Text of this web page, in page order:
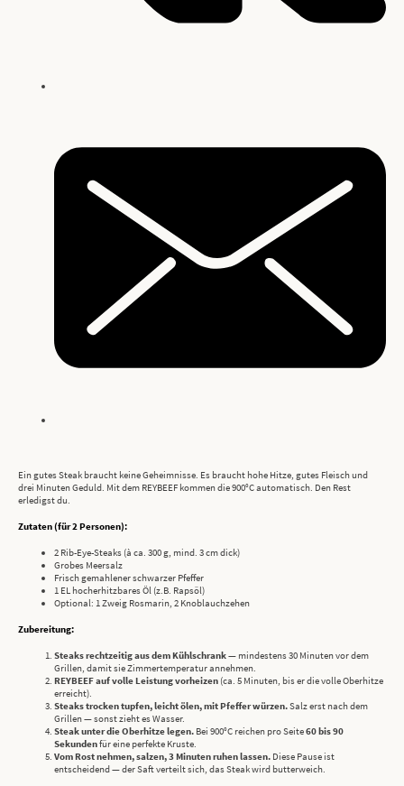
Ein gutes Steak braucht keine Geheimnisse. Es braucht hohe Hitze, gutes Fleisch und
drei Minuten Geduld. Mit dem REYBEEF kommen die 900°C automatisch. Den Rest
erledigst du.
Zutaten (für 2 Personen):
2 Rib-Eye-Steaks (à ca. 300 g, mind. 3 cm dick)
Grobes Meersalz
Frisch gemahlener schwarzer Pfeffer
1 EL hocherhitzbares Öl (z.B. Rapsöl)
Optional: 1 Zweig Rosmarin, 2 Knoblauchzehen
Zubereitung:
Steaks rechtzeitig aus dem Kühlschrank— mindestens 30 Minuten vor dem
Grillen, damit sie Zimmertemperatur annehmen.
REYBEEF auf volle Leistung vorheizen (ca. 5 Minuten, bis er die volle Oberhitze
erreicht).
Steaks trocken tupfen, leicht ölen, mit Pfeffer würzen.Salz erst nach dem
Grillen — sonst zieht es Wasser.
Steak unter die Oberhitze legen. Bei 900°C reichen pro Seite60 bis 90
Sekundenfür eine perfekte Kruste.
Vom Rost nehmen, salzen, 3 Minuten ruhen lassen. Diese Pause ist
entscheidend — der Saft verteilt sich, das Steak wird butterweich.